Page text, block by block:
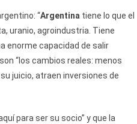
“Argentina tiene lo que el
uranio, agroindustria. Tiene
enorme capacidad de salir
“los cambios reales: menos
juicio, atraen inversiones de
para ser su socio” y que la